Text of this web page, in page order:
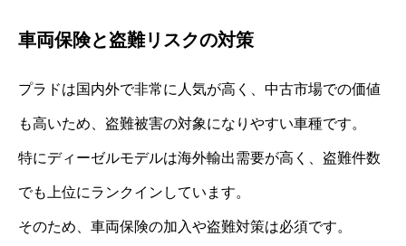
車両保険と盗難リスクの対策
プラドは国内外で非常に人気が高く、中古市場での価値
も高いため、盗難被害の対象になりやすい車種です。
特にディーゼルモデルは海外輸出需要が高く、盗難件数
でも上位にランクインしています。
そのため、車両保険の加入や盗難対策は必須です。